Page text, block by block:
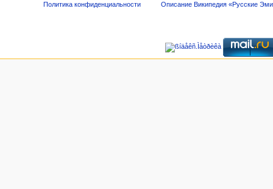
Политика конфиденциальности Описание Википедия «Русские